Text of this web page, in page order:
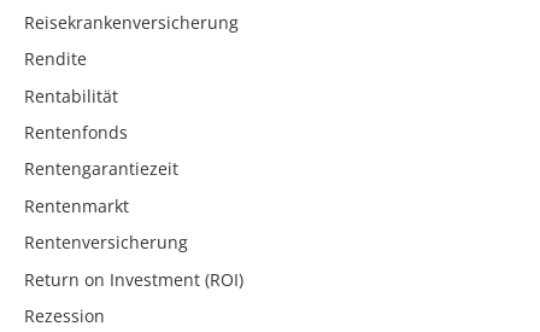
Reisekrankenversicherung
Rendite
Rentabilität
Rentenfonds
Rentengarantiezeit
Rentenmarkt
Rentenversicherung
Return on Investment (ROI)
Rezession